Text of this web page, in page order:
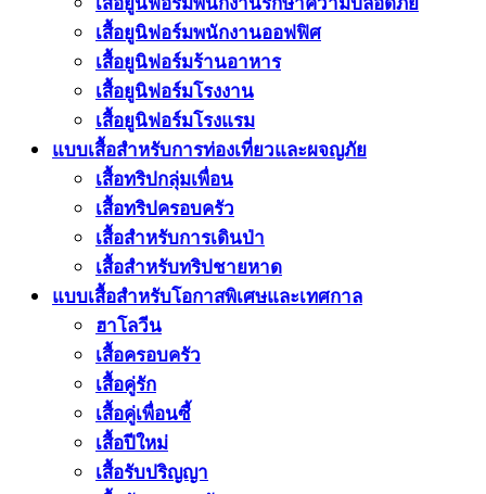
เสื้อยูนิฟอร์มพนักงานออฟฟิศ
เสื้อยูนิฟอร์มร้านอาหาร
เสื้อยูนิฟอร์มโรงงาน
เสื้อยูนิฟอร์มโรงแรม
แบบเสื้อสำหรับการท่องเที่ยวและผจญภัย
เสื้อทริปกลุ่มเพื่อน
เสื้อทริปครอบครัว
เสื้อสำหรับการเดินป่า
เสื้อสำหรับทริปชายหาด
แบบเสื้อสำหรับโอกาสพิเศษและเทศกาล
ฮาโลวีน
เสื้อครอบครัว
เสื้อคู่รัก
เสื้อคู่เพื่อนซี้
เสื้อปีใหม่
เสื้อรับปริญญา